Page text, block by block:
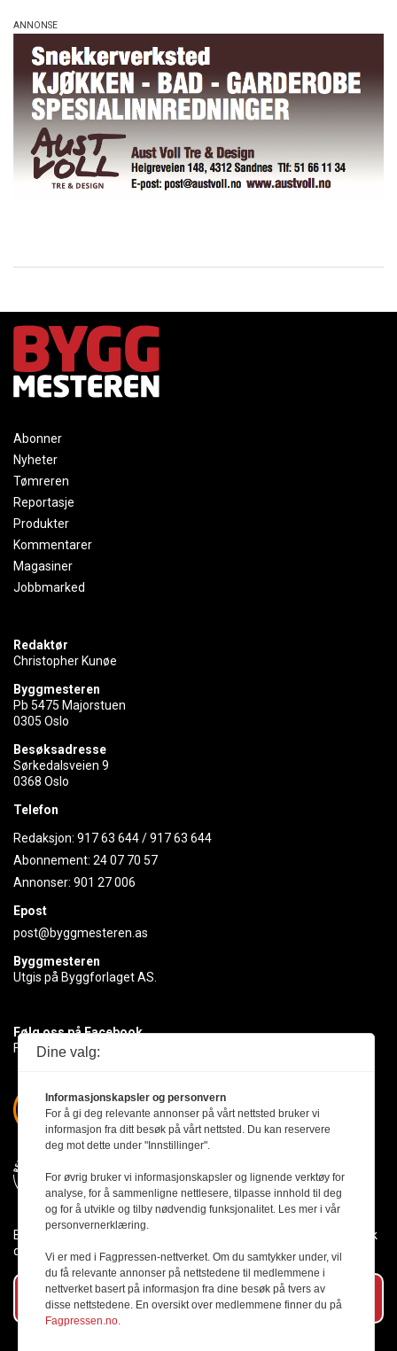
Abonner
Nyheter
Tømreren
Reportasje
Produkter
Kommentarer
Magasiner
Jobbmarked
Redaktør
Christopher Kunøe
Byggmesteren
Pb 5475 Majorstuen
0305 Oslo
Besøksadresse
Sørkedalsveien 9
0368 Oslo
Telefon
Redaksjon: 917 63 644/917 63 644
Abonnement: 24 07 70 57
Annonser: 901 27 006
Epost
post@byggmesteren.as
Byggmesteren
Utgis på Byggforlaget AS.
Følg oss på Facebook
Få med deg det siste innen byggebransjen
Byggmesteren følger Vær Varsom-plakaten og presseetikken slik
den er nedfelt i Redaktørplakaten.
Abonner på vårt nyhetsbrev
Dine valg:
Informasjonskapsler og personvern
For å gi deg relevante annonser på vårt nettsted bruker vi
informasjon fra ditt besøk på vårt nettsted. Du kan reservere
deg mot dette under "Innstillinger".
For øvrig bruker vi informasjonskapsler og lignende verktøy for
analyse, for å sammenligne nettlesere, tilpasse innhold til deg
og for å utvikle og tilby nødvendig funksjonalitet. Les mer i vår
personvernerklæring.
Vi er med i Fagpressen-nettverket. Om du samtykker under, vil
du få relevante annonser på nettstedene til medlemmene i
nettverket basert på informasjon fra dine besøk på tvers av
disse nettstedene. En oversikt over medlemmene finner du på
Fagpressen.no.